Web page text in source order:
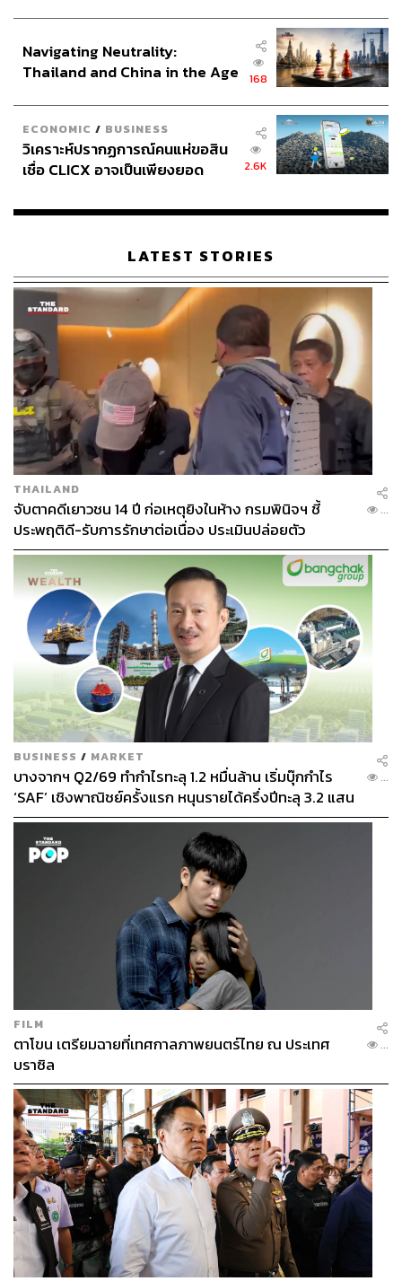
Navigating Neutrality:
Thailand and China in the Age
168
ECONOMIC / BUSINESS
วิเคราะห์ปรากฏการณ์คนแห่ขอสิน
เชื่อ CLICX อาจเป็นเพียงยอด
เรือนไทยที่ถูกซุกไว้
2.6K
LATEST STORIES
THAILAND
จับตาคดีเยาวชน 14 ปี ก่อเหตุยิงในห้าง กรมพินิจฯ ชี้
ประพฤติดี-รับการรักษาต่อเนื่อง ประเมินปล่อยตัว
...
BUSINESS / MARKET
บางจากฯ Q2/69 ทำกำไรทะลุ 1.2 หมื่นล้าน เริ่มบุ๊กกำไร
‘SAF’ เชิงพาณิชย์ครั้งแรก หนุนรายได้ครึ่งปีทะลุ 3.2 แสน
ล้าน
...
FILM
ตาโขน เตรียมฉายที่เทศกาลภาพยนตร์ไทย ณ ประเทศ
บราซิล
...